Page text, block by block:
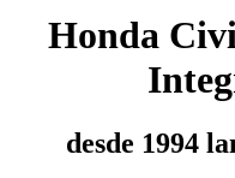
Honda
desde 1994